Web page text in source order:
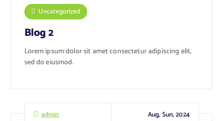
Uncategorized
Blog 2
Lorem ipsum dolor sit amet consectetur adipiscing elit,
sed do eiusmod.
admin Aug, Sun, 2024